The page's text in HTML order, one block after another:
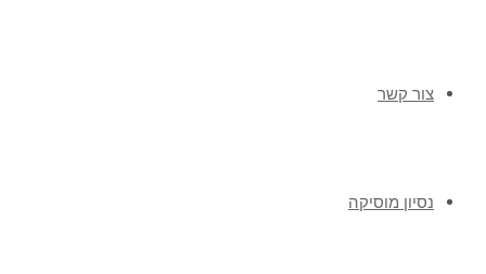
צור קשר
נסיון מוסיקה